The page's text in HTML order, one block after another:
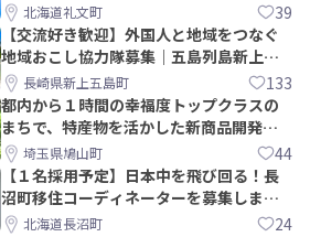
北海道礼文町 39
【交流好き歓迎】外国人と地域をつなぐ
地域おこし協力隊募集｜五島列島新上五
島町長崎県新上五島町 133
都内から１時間の幸福度トップクラスの
まちで、特産物を活かした新商品開発＆
PRメンバー募集！
埼玉県鳩山町 44
【１名採用予定】日本中を飛び回る！長
沼町移住コーディネーターを募集しま
す！北海道長沼町 24